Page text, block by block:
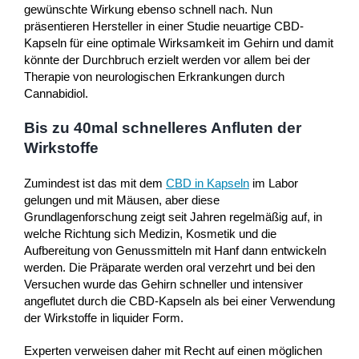
gewünschte Wirkung ebenso schnell nach. Nun
präsentieren Hersteller in einer Studie neuartige CBD-
Kapseln für eine optimale Wirksamkeit im Gehirn und damit
könnte der Durchbruch erzielt werden vor allem bei der
Therapie von neurologischen Erkrankungen durch
Cannabidiol.
Bis zu 40mal schnelleres Anfluten der
Wirkstoffe
Zumindest ist das mit dem CBD in Kapseln im Labor
gelungen und mit Mäusen, aber diese
Grundlagenforschung zeigt seit Jahren regelmäßig auf, in
welche Richtung sich Medizin, Kosmetik und die
Aufbereitung von Genussmitteln mit Hanf dann entwickeln
werden. Die Präparate werden oral verzehrt und bei den
Versuchen wurde das Gehirn schneller und intensiver
angeflutet durch die CBD-Kapseln als bei einer Verwendung
der Wirkstoffe in liquider Form.
Experten verweisen daher mit Recht auf einen möglichen